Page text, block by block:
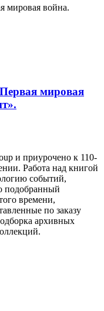
мировая война.
мировая
и приурочено к 110-
Работа над книгой
событий,
подобранный
времени,
по заказу
архивных